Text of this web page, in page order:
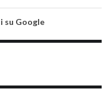
su Google